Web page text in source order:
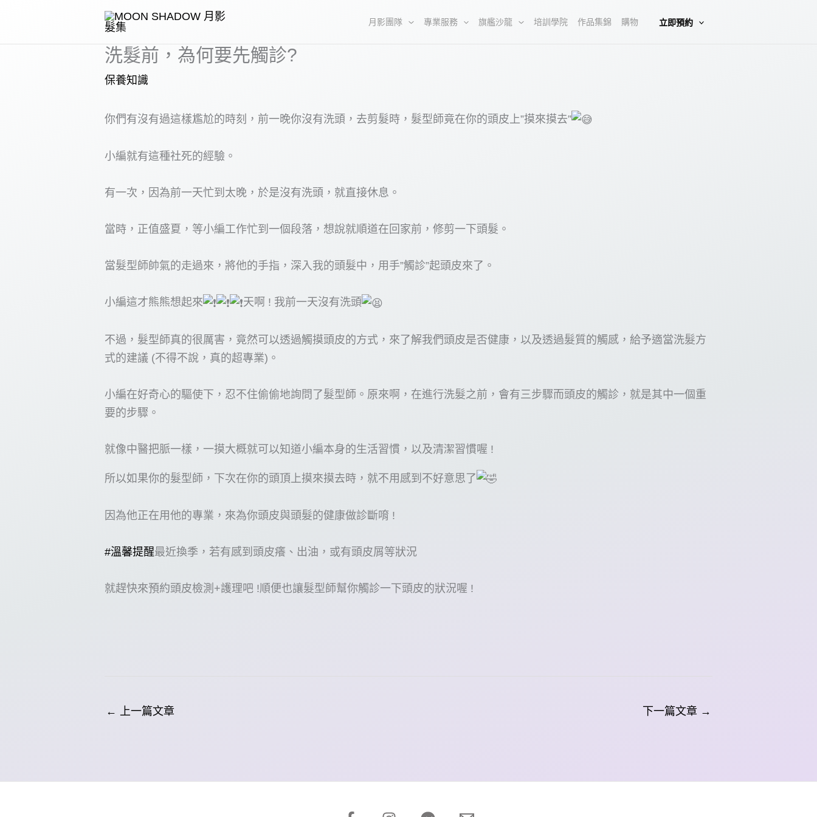
主
月影團隊 專業服務 旗艦沙龍 培訓學院 作品集錦 購物 立即預約
洗髮前，為何要先觸診?
保養知識
你們有沒有過這樣尷尬的時刻，前一晚你沒有洗頭，去剪髮時，髮型師竟在你的頭皮上”摸來摸去”
小編就有這種社死的經驗。
有一次，因為前一天忙到太晚，於是沒有洗頭，就直接休息。
當時，正值盛夏，等小編工作忙到一個段落，想說就順道在回家前，修剪一下頭髮。
當髮型師帥氣的走過來，將他的手指，深入我的頭髮中，用手”觸診”起頭皮來了。
小編這才熊熊想起來 天啊 ! 我前一天沒有洗頭
不過，髮型師真的很厲害，竟然可以透過觸摸頭皮的方式，來了解我們頭皮是否健康，以及透過髮質的觸感，給予適當洗髮方
式的建議 (不得不說，真的超專業)。
小編在好奇心的驅使下，忍不住偷偷地詢問了髮型師。原來啊，在進行洗髮之前，會有三步驟而頭皮的觸診，就是其中一個重
要的步驟。
就像中醫把脈一樣，一摸大概就可以知道小編本身的生活習慣，以及清潔習慣喔 !
所以如果你的髮型師，下次在你的頭頂上摸來摸去時，就不用感到不好意思了
因為他正在用他的專業，來為你頭皮與頭髮的健康做診斷唷 !
#溫馨提醒最近換季，若有感到頭皮癢、出油，或有頭皮屑等狀況
就趕快來預約頭皮檢測+護理吧 !順便也讓髮型師幫你觸診一下頭皮的狀況喔 !
← 上一篇文章 下一篇文章 →